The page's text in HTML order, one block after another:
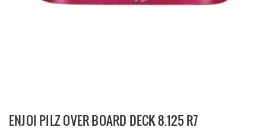
ENJOI PILZ OVER BOARD DECK 8.125 R7